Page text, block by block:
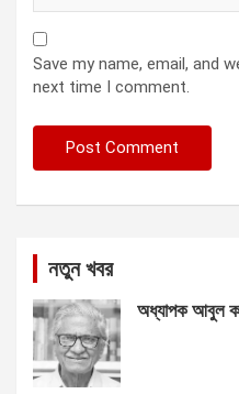
Save my name, email, and
next time I comment.
নতুন খবর
অধ্যাপক আবুল